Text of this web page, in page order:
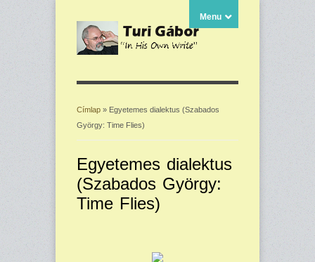
Menu
Jelenlegi hely
Címlap » Egyetemes dialektus (Szabados
György: Time Flies)
Egyetemes dialektus
(Szabados György:
Time Flies)